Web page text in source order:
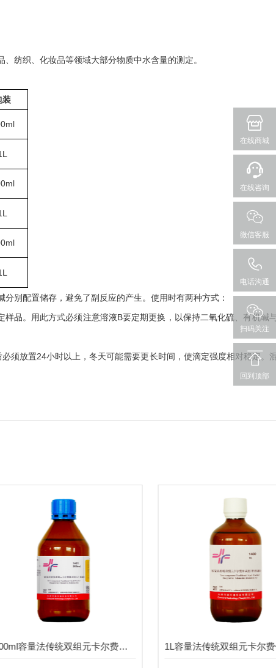
纺织、化妆品等领域大部分物质中水含量的测定。
装
别配置储存，避免了副反应的产生。使用时有两种方式：
品。用此方式必须注意溶液B要定期更换，以保持二氧化硫、有机碱
须放置24小时以上，冬天可能需要更长时间，使滴定强度相对稳定。
500ml容量法传统双组元卡尔费休试剂-乙溶液1401-二氧化硫、吡啶、甲醇溶液
在线商城
在线咨询
微信客服
电话沟通
扫码关注
回到顶部